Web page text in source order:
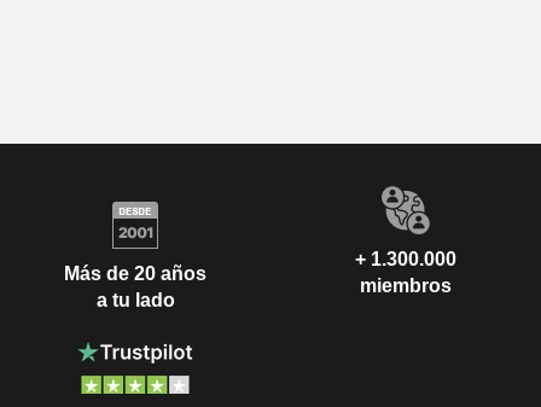
Más de 20 años
a tu lado
+ 1.300.000
miembros